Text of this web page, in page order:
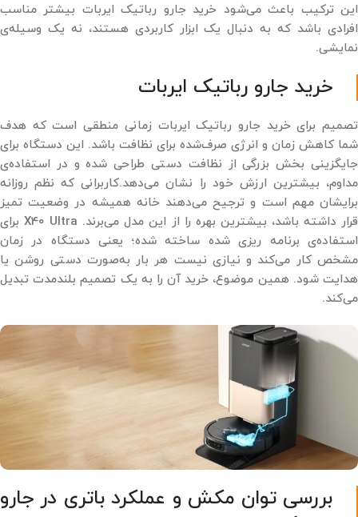
این ترکیب باعث می‌شود خرید جارو رباتیک ایربات بیشتر مناسب
افرادی باشد که به دنبال یک ابزار کاربردی هستند، نه یک وسیله‌ی
نمایشی.
خرید جارو رباتیک ایربات
تصمیم برای خرید جارو رباتیک ایربات زمانی منطقی است که هدف
شما کاهش زمان و انرژی صرف‌شده برای نظافت باشد. این دستگاه برای
جایگزینی بخش بزرگی از نظافت دستی طراحی شده و در استفاده‌ی
مداوم، بیشترین ارزش خود را نشان می‌دهد.کاربرانی که نظم روزانه
برایشان مهم است و ترجیح می‌دهند خانه همیشه در وضعیت تمیز
قرار داشته باشد، بیشترین بهره را از این مدل می‌برند. X40 Ultra برای
استفاده‌ی برنامه ‌ریزی ‌شده ساخته شده؛ یعنی دستگاه در زمان
مشخص کار می‌کند و نیازی نیست هر بار به‌صورت دستی روشن یا
هدایت شود. همین موضوع، خرید آن را به یک تصمیم بلندمدت تبدیل
می‌کند.
بررسی توان مکش و عملکرد باتری در جارو